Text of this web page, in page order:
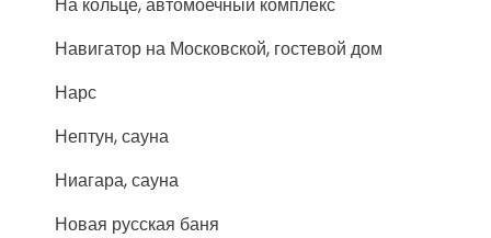
Навигатор на Московской, гостевой дом
Нарс
Нептун, сауна
Ниагара, сауна
Новая русская баня